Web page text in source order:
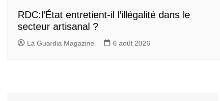
RDC:l’État entretient-il l’illégalité dans le
secteur artisanal ?
La Guardia Magazine 6 août 2026